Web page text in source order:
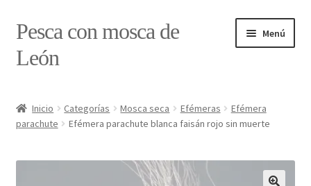
Ir
a
Ir
al
contenido
Pesca con mosca de
León
Menú
#7897 (sin título)
Caja
Inicio Categorías Mosca seca Efémeras
Efémera
parachute
Efémera parachute blanca faisán rojo sin muerte